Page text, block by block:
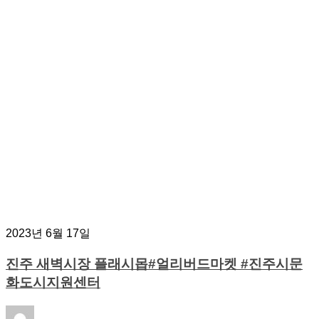
2023년 6월 17일
진주 새벽시장 플래시몹#얼리버드마켓 #진주시문
화도시지원센터